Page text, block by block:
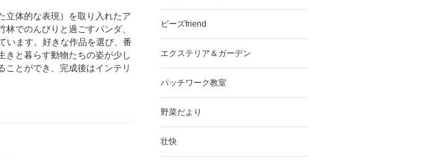
立体的な表現）を取り入れたア
でのんびりと過ごすパンダ、
います。好きな作品を選び、番
きと暮らす動物たちの姿が少し
ことができ、完成後はインテリ
ビーズfriend
エクステリア＆ガーデン
パッチワーク教室
野菜だより
壮快